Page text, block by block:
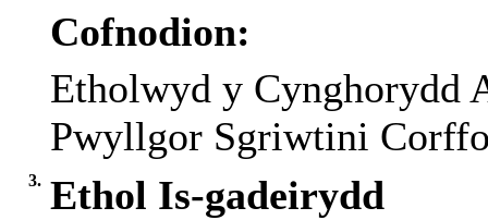
Cofnodion:
Etholwyd y Cynghorydd
Pwyllgor Sgriwtini
3. Ethol Is-gadeirydd